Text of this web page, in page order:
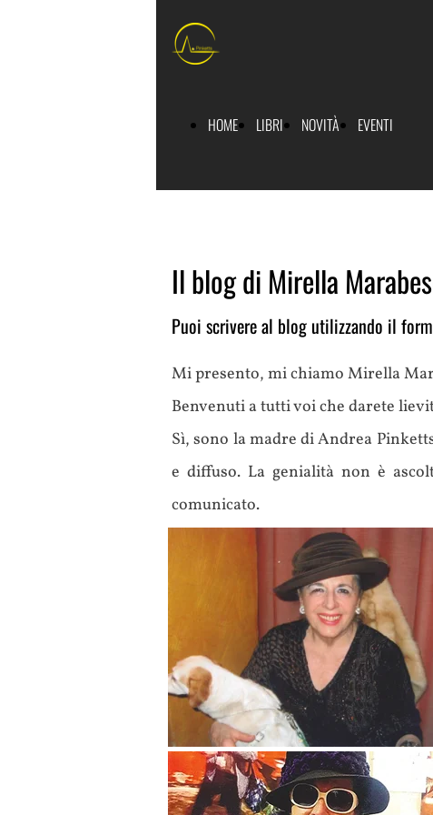
HOME LIBRI NOVITÀ EVENTI
- Andora
Castello
Il blog di Mirella
Puoi scrivere al blog utilizzando il
Mi presento, mi chiamo Mirella
Benvenuti a tutti voi che darete
Sì, sono la madre di Andrea
e diffuso. La genialità non è
comunicato.